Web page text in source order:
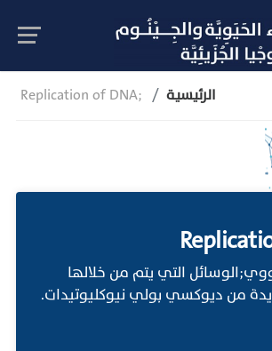
Replication of DNA; الرئيسية
التي يتم من خلالها
من ديوكسي بولي نيوكليوتيدات.